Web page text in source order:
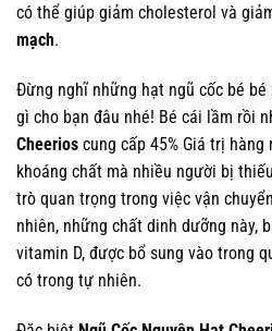
có thể giúp giảm cholesterol và
mạch.
Đừng nghĩ những hạt ngũ cốc bé
gì cho bạn đâu nhé! Bé cái lầm rồi
Cheerios cung cấp 45% Giá trị
khoáng chất mà nhiều người bị
trò quan trọng trong việc vận
nhiên, những chất dinh dưỡng này,
vitamin D, được bổ sung vào trong
có trong tự nhiên.